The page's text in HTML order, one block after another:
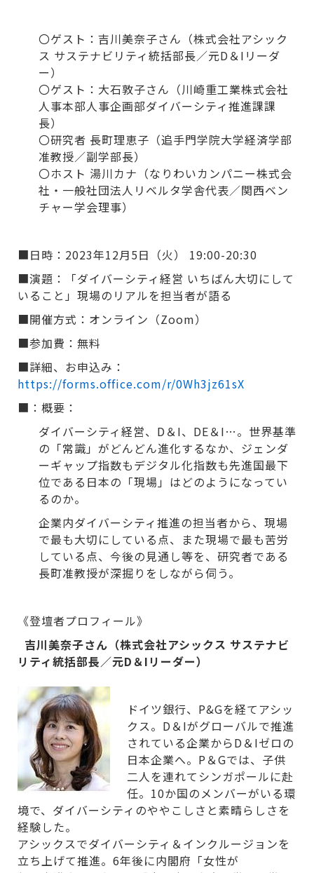
〇ゲスト：吉川美奈子さん（株式会社アシック
ス サステナビリティ統括部長／元D＆Iリーダ
ー）
〇ゲスト：大石敦子さん（川崎重工業株式会社
人事本部人事企画部ダイバーシティ推進課課
長）
〇研究者 長町理恵子（追手門学院大学経済学部
准教授／副学部長）
〇ホスト 湯川カナ（なりわいカンパニー株式会
社・一般社団法人リベルタ学舎代表／関西ベン
チャー学会理事）
■日時：2023年12月5日（火） 19:00-20:30
■演題：「ダイバーシティ経営 いちばん大切にして
いること」現場のリアルを担当者が語る
■開催方式：オンライン（Zoom）
■参加費：無料
■詳細、お申込み：
https://forms.office.com/r/0Wh3jz61sX
■：概要：
ダイバーシティ経営、D＆I、DE＆I…。世界基準
の「常識」がどんどん進化するなか、ジェンダ
ーギャップ指数もデジタル化指数も先進国最下
位である日本の「現場」はどのようになってい
るのか。
企業内ダイバーシティ推進の担当者から、現場
で最も大切にしている点、また現場で最も苦労
している点、今後の見通し等を、研究者である
長町准教授が深掘りをしながら伺う。
《登壇者プロフィール》
吉川美奈子さん（株式会社アシックス サステナビ
リティ統括部長／元D＆Iリーダー）
ドイツ銀行、P&Gを経てアシッ
クス。D＆Iがグローバルで推進
されている企業からD＆Iゼロの
日本企業へ。P＆Gでは、子供
二人を連れてシンガポールに赴
任。10か国のメンバーがいる環
境で、ダイバーシティのややこしさと素晴らしさを
経験した。
アシックスでダイバーシティ＆インクルージョンを
立ち上げて推進。6年後に内閣府「女性が